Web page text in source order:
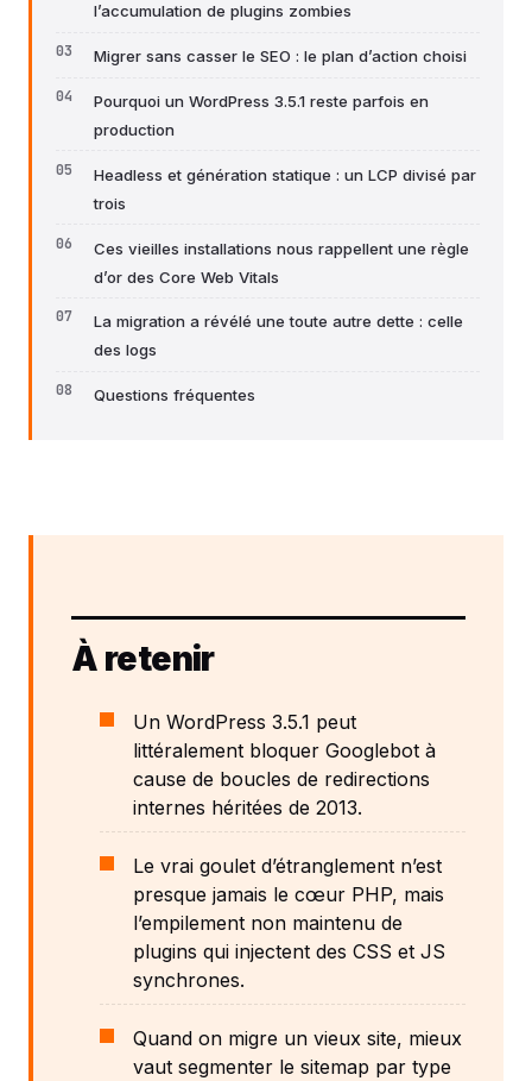
l’accumulation de plugins zombies
Migrer sans casser le SEO : le plan d’action choisi
Pourquoi un WordPress 3.5.1 reste parfois en
production
Headless et génération statique : un LCP divisé par
trois
Ces vieilles installations nous rappellent une règle
d’or des Core Web Vitals
La migration a révélé une toute autre dette : celle
des logs
Questions fréquentes
À retenir
Un WordPress 3.5.1 peut
littéralement bloquer Googlebot à
cause de boucles de redirections
internes héritées de 2013.
Le vrai goulet d’étranglement n’est
presque jamais le cœur PHP, mais
l’empilement non maintenu de
plugins qui injectent des CSS et JS
synchrones.
Quand on migre un vieux site, mieux
vaut segmenter le sitemap par type